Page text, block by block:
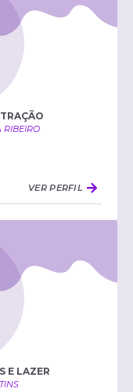
RIBEIRO
VER PERFIL
E LAZER